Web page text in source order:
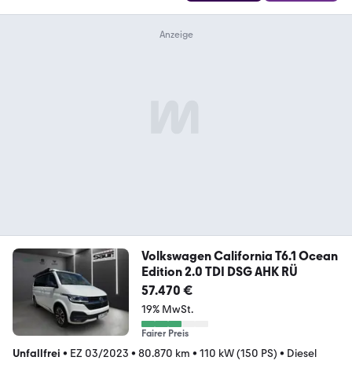
Volkswagen California T6.1 Ocean
Edition 2.0 TDI DSG AHK RÜ
57.470 €
19% MwSt.
Fairer Preis
Unfallfrei • EZ 03/2023 • 80.870 km • 110 kW (150 PS) • Diesel